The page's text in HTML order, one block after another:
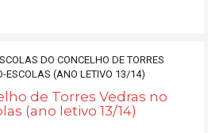
de Torres Vedras no
(ano letivo 13/14)